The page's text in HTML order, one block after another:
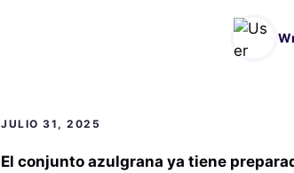
JULIO 31, 2025
El conjunto azulgrana ya tiene